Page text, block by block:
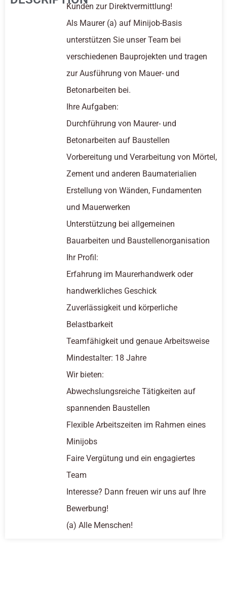
Kunden zur Direktvermittlung!
Als Maurer (a) auf Minijob-Basis
unterstützen Sie unser Team bei
verschiedenen Bauprojekten und tragen
zur Ausführung von Mauer- und
Betonarbeiten bei.
Ihre Aufgaben:
Durchführung von Maurer- und
Betonarbeiten auf Baustellen
Vorbereitung und Verarbeitung von Mörtel,
Zement und anderen Baumaterialien
Erstellung von Wänden, Fundamenten
und Mauerwerken
Unterstützung bei allgemeinen
Bauarbeiten und Baustellenorganisation
Ihr Profil:
Erfahrung im Maurerhandwerk oder
handwerkliches Geschick
Zuverlässigkeit und körperliche
Belastbarkeit
Teamfähigkeit und genaue Arbeitsweise
Mindestalter: 18 Jahre
Wir bieten:
Abwechslungsreiche Tätigkeiten auf
spannenden Baustellen
Flexible Arbeitszeiten im Rahmen eines
Minijobs
Faire Vergütung und ein engagiertes
Team
Interesse? Dann freuen wir uns auf Ihre
Bewerbung!
(a) Alle Menschen!